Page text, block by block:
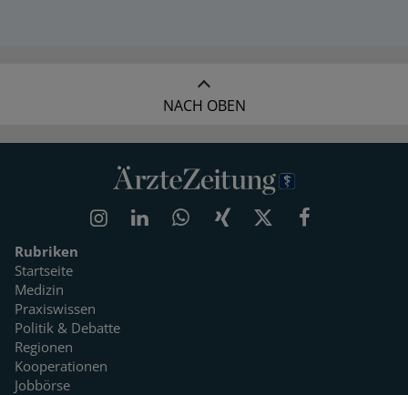
NACH OBEN
Rubriken
Startseite
Medizin
Praxiswissen
Politik & Debatte
Regionen
Kooperationen
Jobbörse